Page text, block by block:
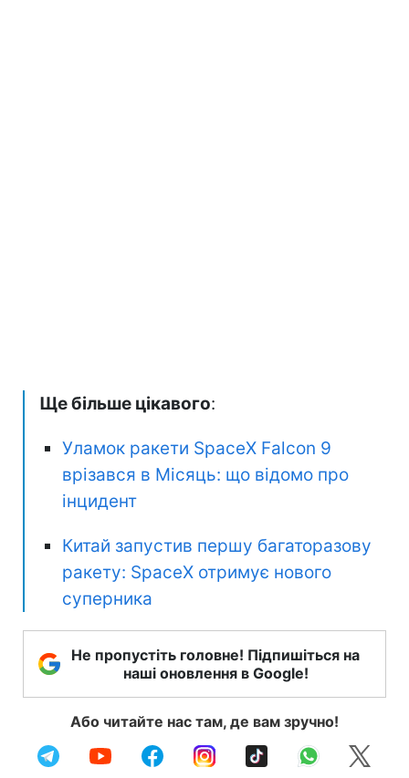
Ще більше цікавого:
Уламок ракети SpaceX Falcon 9
врізався в Місяць: що відомо про
інцидент
Китай запустив першу багаторазову
ракету: SpaceX отримує нового
суперника
Не пропустіть головне! Підпишіться на
наші оновлення в Google!
Або читайте нас там, де вам зручно!